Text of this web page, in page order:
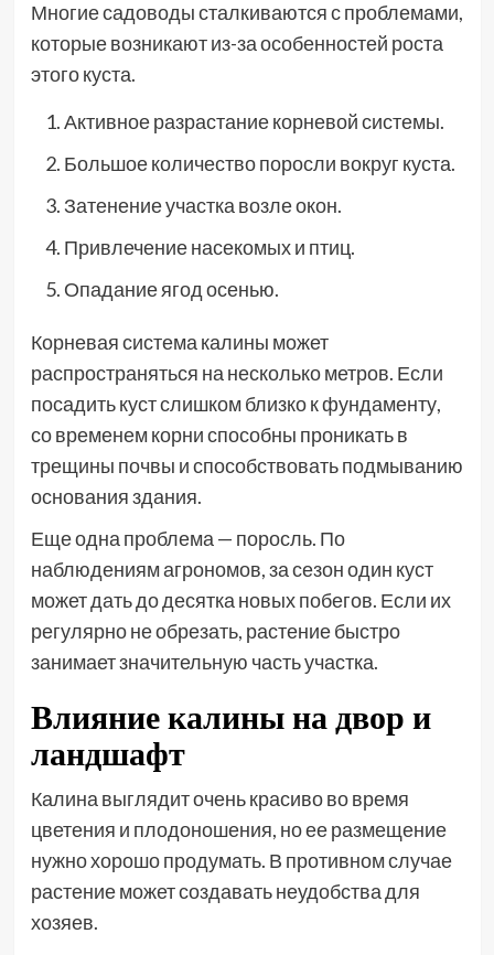
Многие садоводы сталкиваются с проблемами,
которые возникают из-за особенностей роста
этого куста.
Активное разрастание корневой системы.
Большое количество поросли вокруг куста.
Затенение участка возле окон.
Привлечение насекомых и птиц.
Опадание ягод осенью.
Корневая система калины может
распространяться на несколько метров. Если
посадить куст слишком близко к фундаменту,
со временем корни способны проникать в
трещины почвы и способствовать подмыванию
основания здания.
Еще одна проблема — поросль. По
наблюдениям агрономов, за сезон один куст
может дать до десятка новых побегов. Если их
регулярно не обрезать, растение быстро
занимает значительную часть участка.
Влияние калины на двор и
ландшафт
Калина выглядит очень красиво во время
цветения и плодоношения, но ее размещение
нужно хорошо продумать. В противном случае
растение может создавать неудобства для
хозяев.